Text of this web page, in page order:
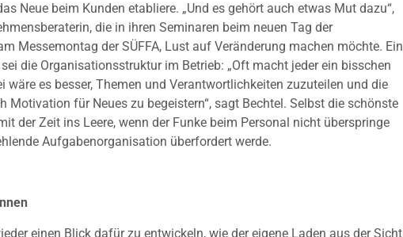
Neue beim Kunden etabliere. „Und es gehört auch etwas Mut dazu“,
die in ihren Seminaren beim neuen Tag der
Messemontag der SÜFFA, Lust auf Veränderung machen möchte. Ein
die Organisationsstruktur im Betrieb: „Oft macht jeder ein bisschen
wäre es besser, Themen und Verantwortlichkeiten zuzuteilen und die
Motivation für Neues zu begeistern“, sagt Bechtel. Selbst die schönste
der Zeit ins Leere, wenn der Funke beim Personal nicht überspringe
Aufgabenorganisation überfordert werde.
einen Blick dafür zu entwickeln, wie der eigene Laden aus der Sicht